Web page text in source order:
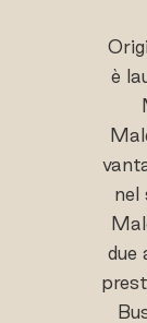
è
nel
due